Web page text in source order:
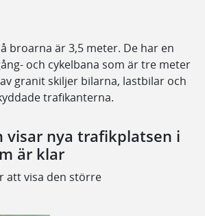
broarna är 3,5 meter. De har en
och cykelbana som är tre meter
granit skiljer bilarna, lastbilar och
trafikanterna.
visar nya trafikplatsen i
är klar
att visa den större